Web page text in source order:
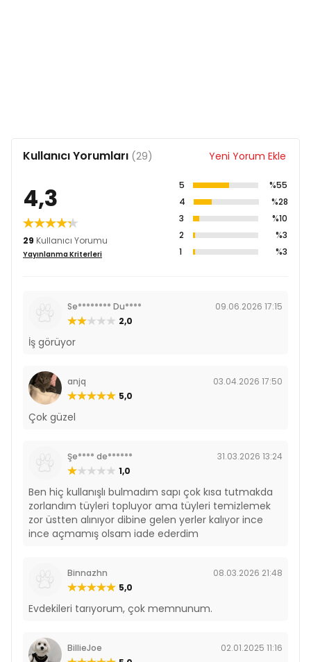
Kullanıcı Yorumları (29) Yeni Yorum Ekle
4,3
29 Kullanıcı Yorumu
Yayınlanma Kriterleri
5
%55
4
%28
3
%10
2
%3
1
%3
Se******** Du****
09.06.2026 17:15
2,0
İş görüyor
anjq
03.04.2026 17:50
5,0
Çok güzel
Şe**** de******
31.03.2026 13:24
1,0
Ben hiç kullanışlı bulmadım sapı çok kısa tutmakda
zorlandım tüyleri topluyor ama tüyleri temizlemek
zor üstten alınıyor dibine gelen yerler kalıyor ince
ince açmamış olsam iade ederdim
Binnazhn
08.03.2026 21:48
5,0
Evdekileri tarıyorum, çok memnunum.
BillieJoe
02.01.2025 11:16